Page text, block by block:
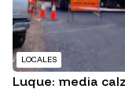
LOCALES
Luque: media